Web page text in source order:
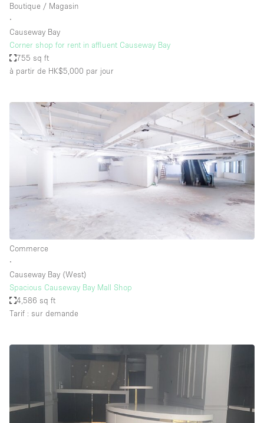
Boutique / Magasin
∙
Causeway Bay
Corner shop for rent in affluent Causeway Bay
755 sq ft
à partir de HK$5,000 par jour
Commerce
∙
Causeway Bay (West)
Spacious Causeway Bay Mall Shop
4,586 sq ft
Tarif : sur demande